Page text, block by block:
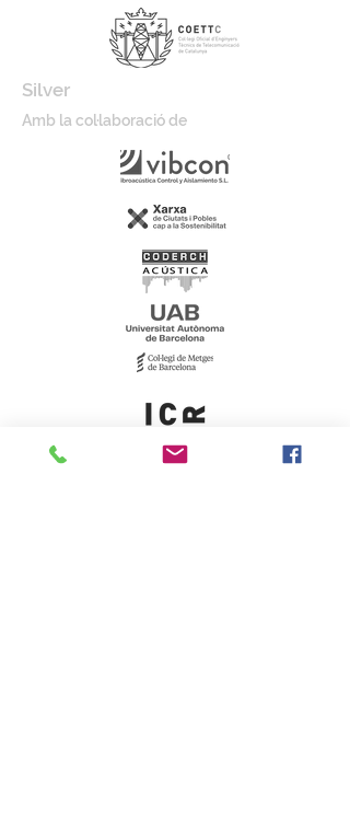
Silver
Amb la col·laboració de